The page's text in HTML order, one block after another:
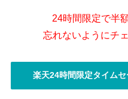
24時間限定で半
忘れないようにチ
楽天24時間限定タイム